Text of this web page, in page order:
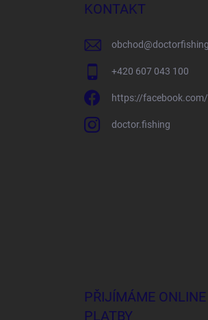
KONTAKT
obchod@
+420 607 043 100
https://
doctor.fishing
PŘIJÍMÁME ONLINE
PLATBY